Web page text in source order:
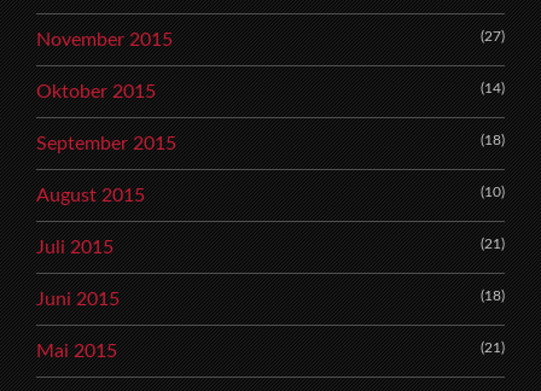
November 2015 (27)
Oktober 2015 (14)
September 2015 (18)
August 2015 (10)
Juli 2015 (21)
Juni 2015 (18)
Mai 2015 (21)